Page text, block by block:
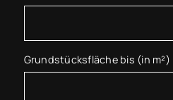
Grundstücksfläche bis (in m²)